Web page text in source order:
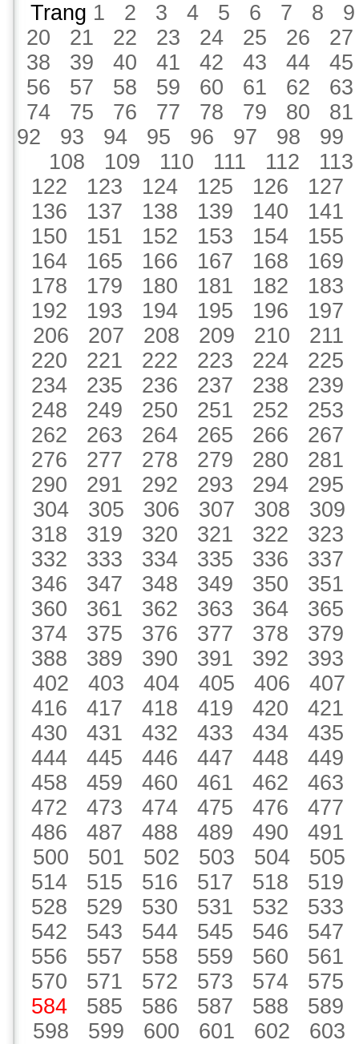
Trang 1 2 3 4 5 6 7 8
9
20
21 22 23 24 25 26
27
38
39 40 41 42 43 44
45
56
57 58 59 60 61 62
63
74
75 76 77 78 79 80
81
92
93 94 95 96 97 98
99
108
109 110 111 112
113
122
123 124 125 126
127
136
137 138 139 140
141
150
151 152 153 154
155
164
165 166 167 168
169
178
179 180 181 182
183
192
193 194 195 196
197
206
207 208 209 210
211
220
221 222 223 224
225
234
235 236 237 238
239
248
249 250 251 252
253
262
263 264 265 266
267
276
277 278 279 280
281
290
291 292 293 294
295
304
305 306 307 308
309
318
319 320 321 322
323
332
333 334 335 336
337
346
347 348 349 350
351
360
361 362 363 364
365
374
375 376 377 378
379
388
389 390 391 392
393
402
403 404 405 406
407
416
417 418 419 420
421
430
431 432 433 434
435
444
445 446 447 448
449
458
459 460 461 462
463
472
473 474 475 476
477
486
487 488 489 490
491
500
501 502 503 504
505
514
515 516 517 518
519
528
529 530 531 532
533
542
543 544 545 546
547
556
557 558 559 560
561
570
571 572 573 574
575
584
585 586 587 588
589
598
599 600 601 602 603